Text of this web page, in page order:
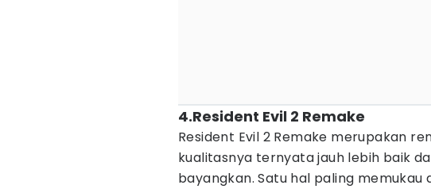
4.Resident Evil 2 Remake
Resident Evil 2 Remake merupakan
kualitasnya ternyata jauh lebih baik
bayangkan. Satu hal paling